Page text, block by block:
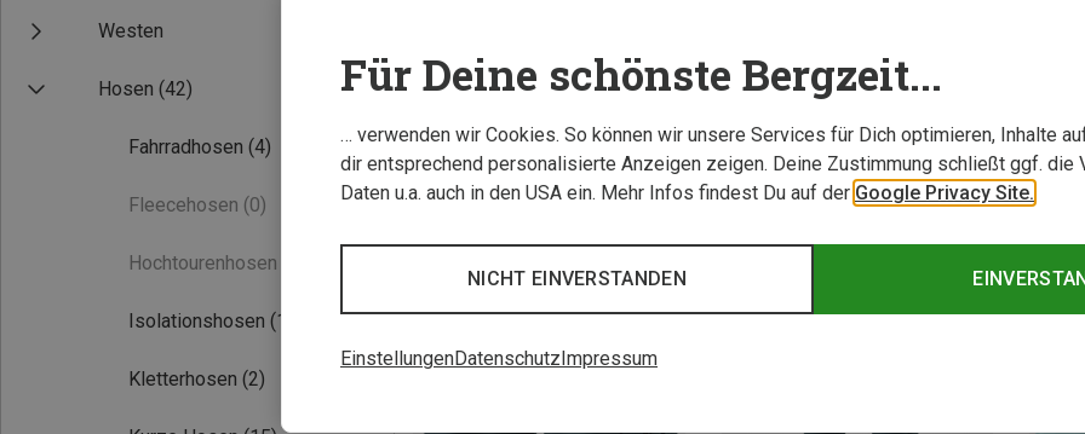
Westen
Hosen (42)
Fahrradhosen (4)
Fleecehosen (0)
Hochtourenhosen
Isolationshosen (1)
Kletterhosen (2)
Für Deine schönste Bergzeit...
… verwenden wir Cookies. So können wir unsere Services für Dich optimieren, Inhalte
dir entsprechend personalisierte Anzeigen zeigen. Deine Zustimmung schließt ggf. die
Daten u.a. auch in den USA ein. Mehr Infos findest Du auf der Google Privacy Site.
NICHT EINVERSTANDEN
EinstellungenDatenschutz Impressum